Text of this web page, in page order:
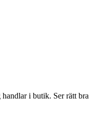
i butik. Ser rätt bra